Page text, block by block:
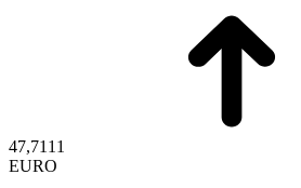
47,7111
EURO